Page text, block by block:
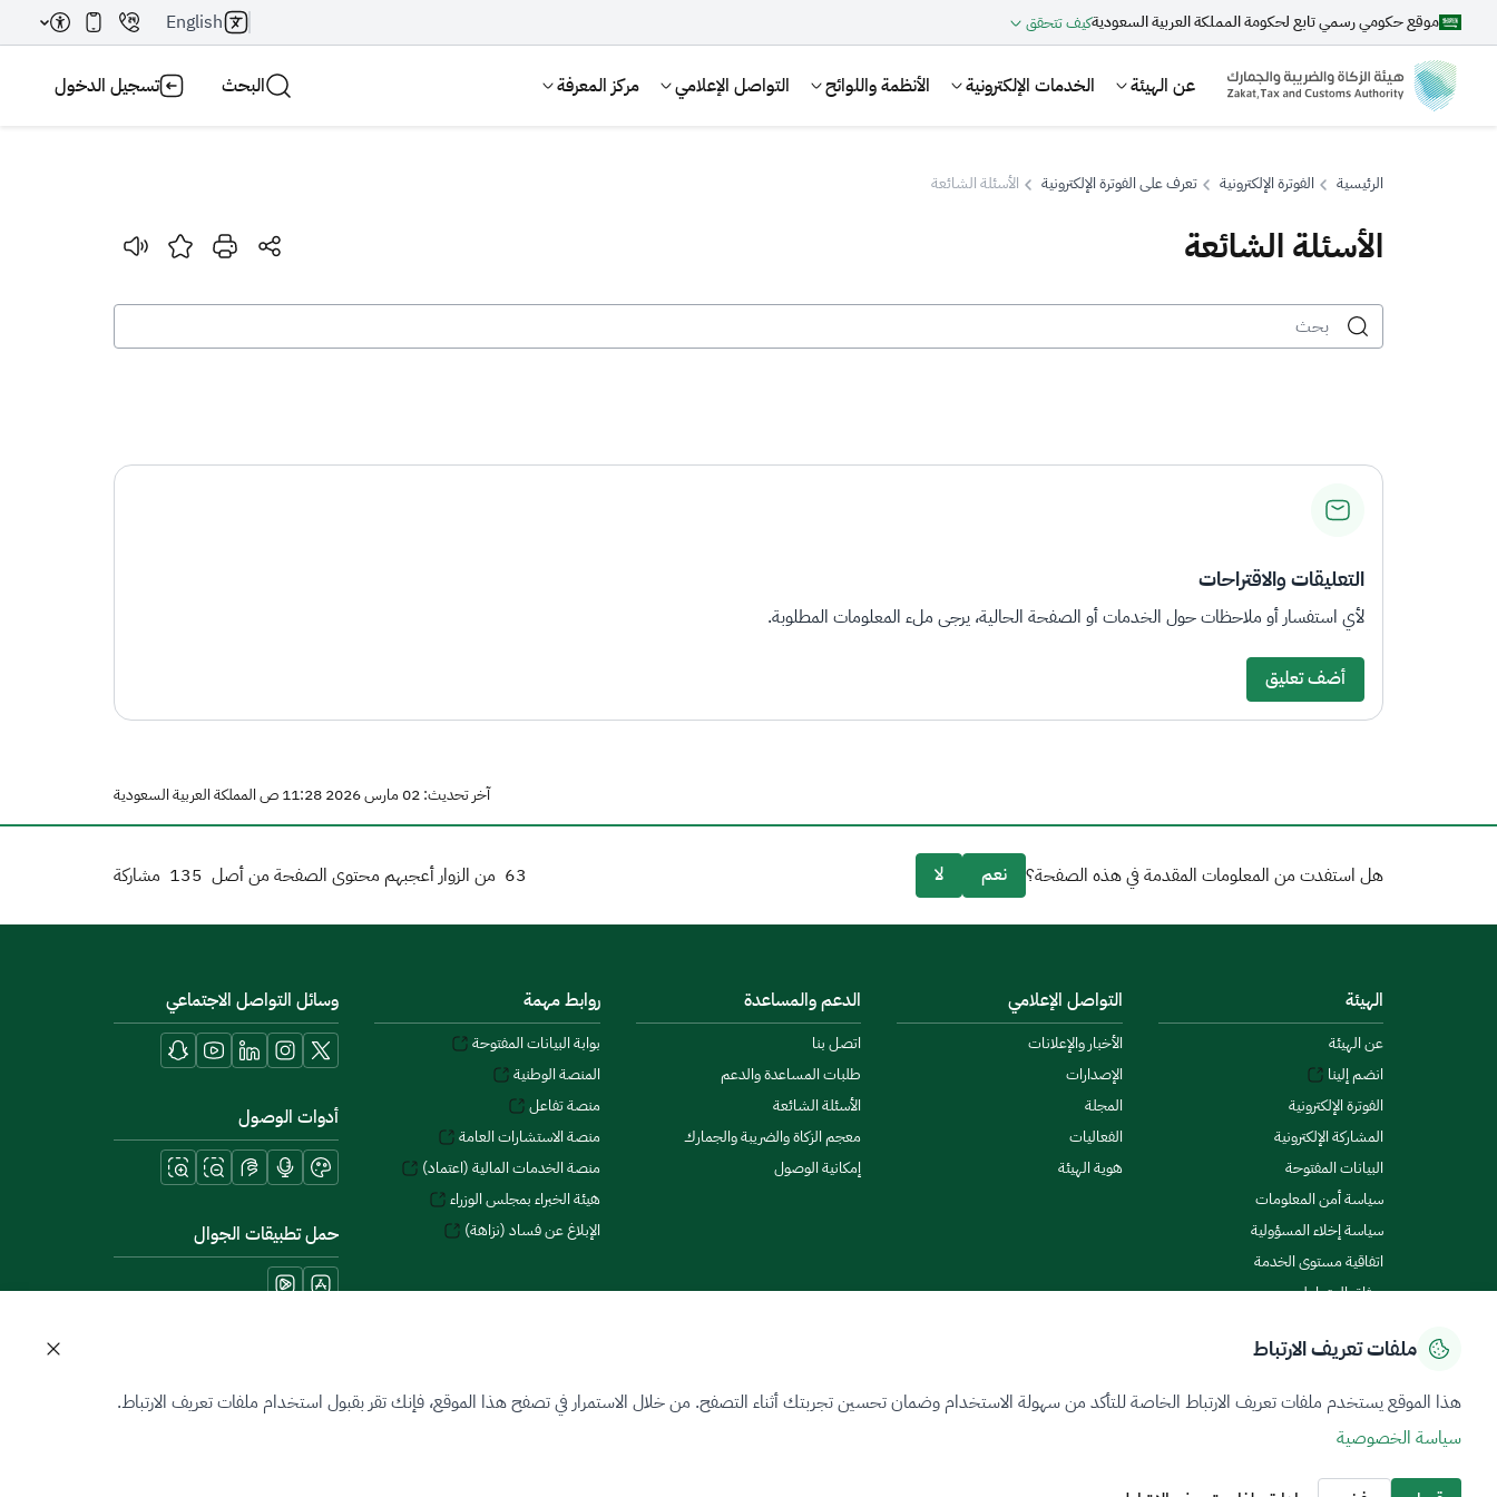
موقع حكومي رسمي تابع لحكومة المملكة العربية السعوديةكيف تتحقق English
عن الهيئة الخدمات الإلكترونية الأنظمة واللوائح التواصل الإعلامي مركز المعرفة البحث تسجيل الدخول
بحث
الرئيسية الفوترة الإلكترونية تعرف على الفوترة الإلكترونية الأسئلة الشائعة
الأسئلة الشائعة
التعليقات والاقتراحات
لأي استفسار أو ملاحظات حول الخدمات أو الصفحة الحالية، يرجى ملء المعلومات المطلوبة.
أضف تعليق
آخر تحديث: 02 مارس 2026 11:28 ص المملكة العربية السعودية
63 من الزوار أعجبهم محتوى الصفحة من أصل 135 مشاركة هل استفدت من المعلومات المقدمة في هذه الصفحة؟ نعم لا
الهيئة
عن الهيئة
انضم إلينا
الفوترة الإلكترونية
المشاركة الإلكترونية
البيانات المفتوحة
سياسة أمن المعلومات
سياسة إخلاء المسؤولية
اتفاقية مستوى الخدمة
ميثاق المتعاملين
التواصل الإعلامي
الأخبار والإعلانات
الإصدارات
المجلة
الفعاليات
هوية الهيئة
الدعم والمساعدة
اتصل بنا
طلبات المساعدة والدعم
الأسئلة الشائعة
معجم الزكاة والضريبة والجمارك
إمكانية الوصول
روابط مهمة
بوابة البيانات المفتوحة
المنصة الوطنية
منصة تفاعل
منصة الاستشارات العامة
منصة الخدمات المالية (اعتماد)
هيئة الخبراء بمجلس الوزراء
الإبلاغ عن فساد (نزاهة)
وسائل التواصل الاجتماعي
أدوات الوصول
حمل تطبيقات الجوال
جميع الحقوق محفوظة 2026 © ZATCA.GOV.SA
ملفات تعريف الارتباط
هذا الموقع يستخدم ملفات تعريف الارتباط الخاصة للتأكد من سهولة الاستخدام وضمان تحسين تجربتك أثناء التصفح. من خلال الاستمرار في تصفح هذا الموقع، فإنك تقر بقبول استخدام ملفات تعريف الارتباط.
سياسة الخصوصية